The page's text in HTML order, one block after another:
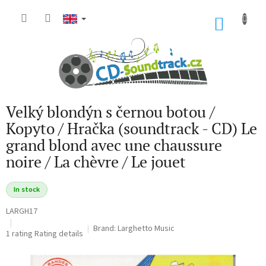
Velký blondýn s černou botou /
Kopyto / Hračka (soundtrack - CD) Le
grand blond avec une chaussure
noire / La chèvre / Le jouet
In stock
LARGH17
The
product
1 rating Rating details Brand: Larghetto Music